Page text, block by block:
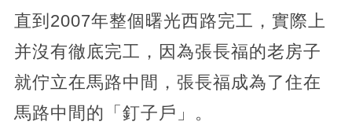
直到2007年整個曙光西路完工，實際上
并沒有徹底完工，因為張長福的老房子
就佇立在馬路中間，張長福成為了住在
馬路中間的「釘子戶」。